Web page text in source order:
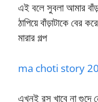
এই বলে সুবলা আমার
ঠাপিয়ে বাঁড়াটাকে বের
মারার গল্প
ma choti story
এখনই রস খাবে না গুদে